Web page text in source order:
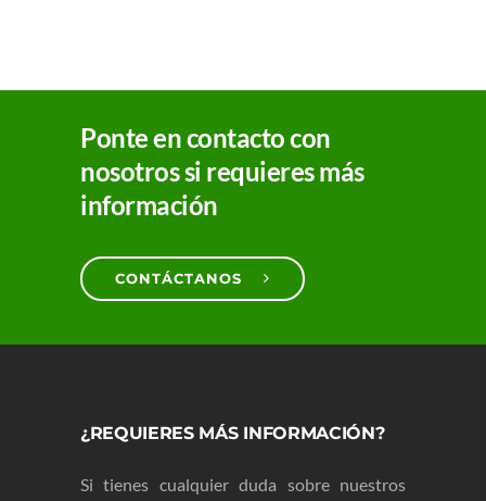
Ponte en contacto con
nosotros si requieres más
información
CONTÁCTANOS
¿REQUIERES MÁS INFORMACIÓN?
Si tienes cualquier duda sobre nuestros